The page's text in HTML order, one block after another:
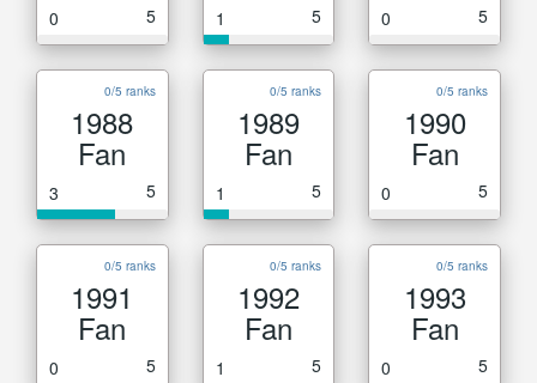
0 5 1 5 0 5
0/5 ranks
1988
Fan
3 5
0/5 ranks
1989
Fan
1 5
0/5 ranks
1990
Fan
0 5
0/5 ranks
1991
Fan
0 5
0/5 ranks
1992
Fan
1 5
0/5 ranks
1993
Fan
0 5